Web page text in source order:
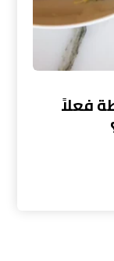
فعلاً